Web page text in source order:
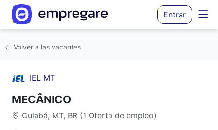
Entrar
Volver a las vacantes
IEL MT
MECÂNICO
Cuiabá, MT, BR (1 Oferta de empleo)